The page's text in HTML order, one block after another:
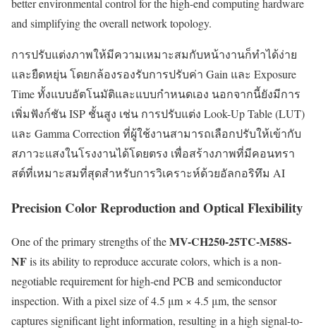
better environmental control for the high-end computing hardware
and simplifying the overall network topology.
การปรับแต่งภาพให้มีความเหมาะสมกับหน้างานก็ทำได้ง่าย
และยืดหยุ่น โดยกล้องรองรับการปรับค่า Gain และ Exposure
Time ทั้งแบบอัตโนมัติและแบบกำหนดเอง นอกจากนี้ยังมีการ
เพิ่มฟังก์ชัน ISP ชั้นสูง เช่น การปรับแต่ง Look-Up Table (LUT)
และ Gamma Correction ที่ผู้ใช้งานสามารถเลือกปรับให้เข้ากับ
สภาวะแสงในโรงงานได้โดยตรง เพื่อสร้างภาพที่มีคอนทรา
สต์ที่เหมาะสมที่สุดสำหรับการวิเคราะห์ด้วยอัลกอริทึม AI
Precision Color Reproduction and Optical Flexibility
One of the primary strengths of theMV-CH250-25TC-M58S-
NFis its ability to reproduce accurate colors, which is a non-
negotiable requirement for high-end PCB and semiconductor
inspection. With a pixel size of 4.5 μm × 4.5 μm, the sensor
captures significant light information, resulting in a high signal-to-